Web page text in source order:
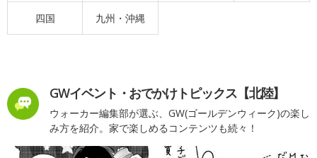
四国 九州・沖縄
GWイベント・おでかけトピックス【北陸】
ウォーカー編集部が選ぶ、GW(ゴールデンウィーク)の楽し
み方を紹介。家で楽しめるコンテンツも続々！